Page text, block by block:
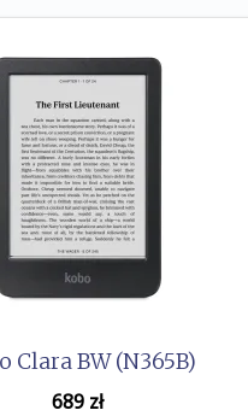
Clara BW (N365B)
689 zł